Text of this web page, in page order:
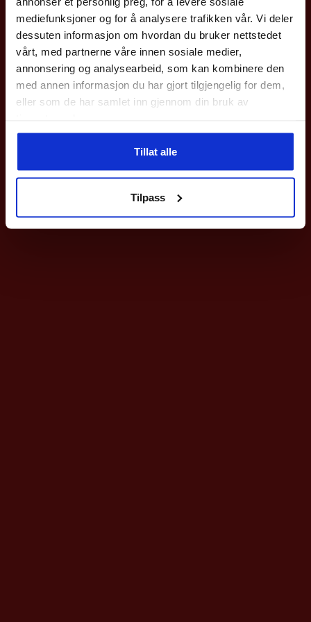
mediefunksjoner og for å analysere trafikken vår. Vi deler
dessuten informasjon om hvordan du bruker nettstedet
vårt, med partnerne våre innen sosiale medier,
annonsering og analysearbeid, som kan kombinere den
med annen informasjon du har gjort tilgjengelig for dem,
eller som de har samlet inn gjennom din bruk av
Tillat alle
Tilpass
med en gang.
Gjelder på hele nettbutikken utenom våresykler.
Epost
Meld deg på
Ved påmelding så godtar du våre nyhetsbrev med gode tilbud
Nei takk